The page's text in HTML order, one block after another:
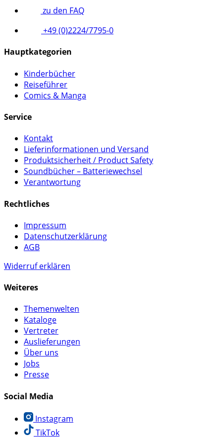
zu den FAQ
+49 (0)2224/7795-0
Hauptkategorien
Kinderbücher
Reiseführer
Comics & Manga
Service
Kontakt
Lieferinformationen und Versand
Produktsicherheit / Product Safety
Soundbücher – Batteriewechsel
Verantwortung
Rechtliches
Impressum
Datenschutzerklärung
AGB
Widerruf erklären
Weiteres
Themenwelten
Kataloge
Vertreter
Auslieferungen
Über uns
Jobs
Presse
Social Media
Instagram
TikTok